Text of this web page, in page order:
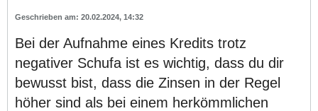
20.02.2024, 14:32
Bei der Aufnahme eines Kredits trotz
negativer Schufa ist es wichtig, dass du dir
bewusst bist, dass die Zinsen in der Regel
höher sind als bei einem herkömmlichen